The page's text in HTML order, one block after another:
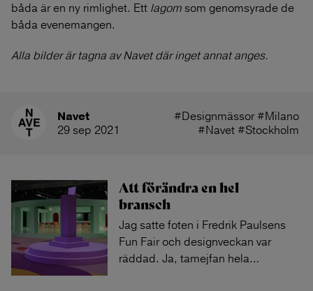
båda är en ny rimlighet. Ett lagom som genomsyrade de
båda evenemangen.
Alla bilder är tagna av Navet där inget annat anges.
Navet
29 sep 2021
#Designmässor #Milano
#Navet #Stockholm
Att förändra en hel
bransch
Jag satte foten i Fredrik Paulsens
Fun Fair och designveckan var
räddad. Ja, tamejfan hela…